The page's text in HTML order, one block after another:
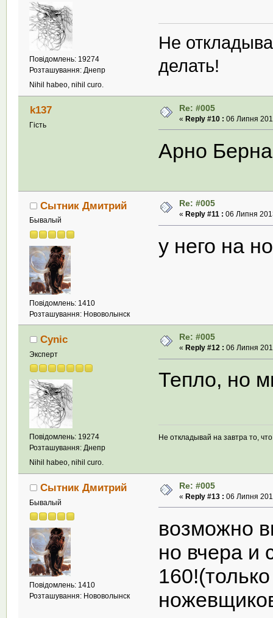
Повідомлень: 19274
Розташування: Днепр
Nihil habeo, nihil curo.
Не
делать!
k137
Гість
Re: #005
« Reply #10 : 06 Липня
Арно
Сытник Дмитрий
Бывалый
Повідомлень: 1410
Розташування: Нововолынск
Re: #005
« Reply #11 : 06 Липня
у него на
Cynic
Эксперт
Повідомлень: 19274
Розташування: Днепр
Nihil habeo, nihil curo.
Re: #005
« Reply #12 : 06 Липня
Тепло, но
Не откладывай на завтра то,
Сытник Дмитрий
Бывалый
Повідомлень: 1410
Розташування: Нововолынск
Re: #005
« Reply #13 : 06 Липня
возможно
но вчера и